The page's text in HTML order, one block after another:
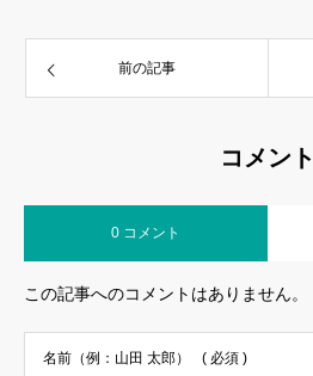
前の記事
コメント
0 コメント
この記事へのコメントはありません。
名前（例：山田 太郎） ( 必須 )